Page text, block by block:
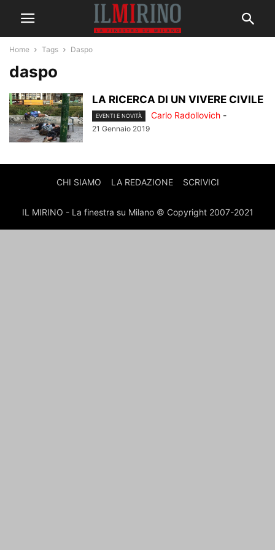
Home Tags Daspo
daspo
LA RICERCA DI UN VIVERE CIVILE
EVENTI E NOVITÀ Carlo Radollovich -
21 Gennaio 2019
CHI SIAMO LA REDAZIONE SCRIVICI
IL MIRINO - La finestra su Milano © Copyright 2007-2021